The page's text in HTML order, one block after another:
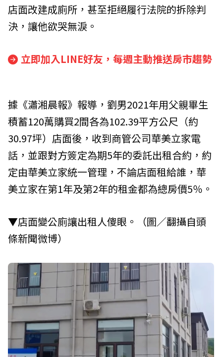
店面改建成廁所，甚至拒絕履行法院的拆除判
決，讓他欲哭無淚。
立即加入LINE好友，每週主動推送房市趨勢
據《瀟湘晨報》報導，劉男2021年用父親畢生
積蓄120萬購買2間各為102.39平方公尺（約
30.97坪）店面後，收到商管公司華美立家電
話，並跟對方簽定為期5年的委託出租合約，約
定由華美立家統一管理，不論店面租給誰，華
美立家在第1年及第2年的租金都為總房價5％。
▼店面變公廁讓出租人傻眼。（圖／翻攝自頭
條新聞微博）